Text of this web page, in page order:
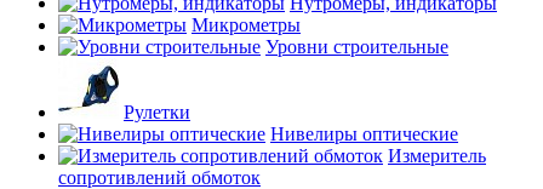
Микрометры
Уровни строительные
Рулетки
Нивелиры оптические
Измеритель
сопротивлений обмоток